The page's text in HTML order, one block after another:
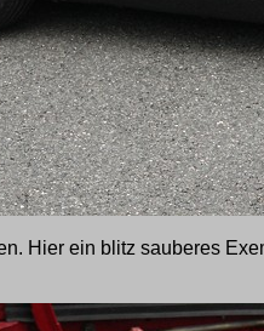
Hier ein blitz sauberes